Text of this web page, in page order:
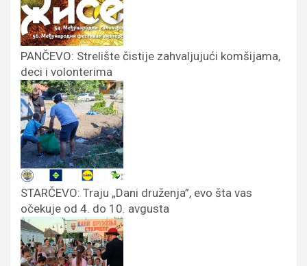
PANČEVO: Strelište čistije zahvaljujući komšijama,
deci i volonterima
STARČEVO: Traju „Dani druženja”, evo šta vas
očekuje od 4. do 10. avgusta